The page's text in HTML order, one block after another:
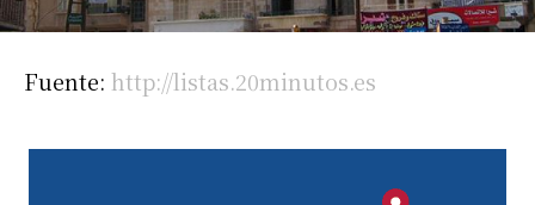
Fuente: http://listas.20minutos.es